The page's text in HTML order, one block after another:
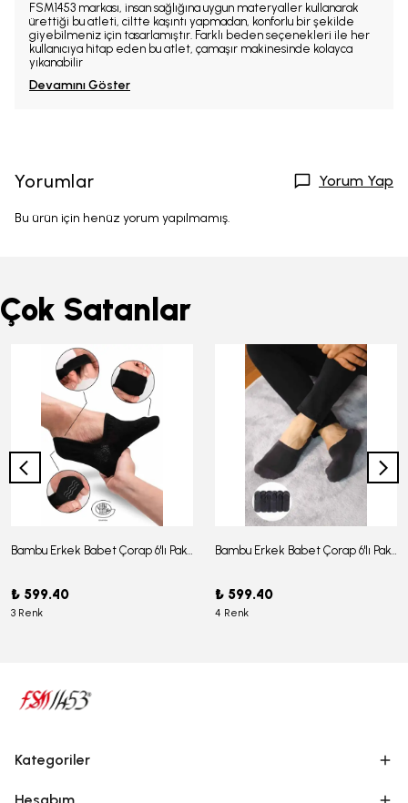
FSM1453 markası, insan sağlığına uygun materyaller kullanarak
ürettiği bu atleti, ciltte kaşıntı yapmadan, konforlu bir şekilde
giyebilmeniz için tasarlamıştır. Farklı beden seçenekleri ile her
kullanıcıya hitap eden bu atlet, çamaşır makinesinde kolayca
yıkanabilir
Devamını Göster
Yorumlar Yorum Yap
Bu ürün için henüz yorum yapılmamış.
Çok Satanlar
Bambu Erkek Babet Çorap 6'lı Paket - J-03
₺ 599.40
3 Renk
Bambu Erkek Babet Çorap 6'lı Paket -J-08
₺ 599.40
4 Renk
Kategoriler